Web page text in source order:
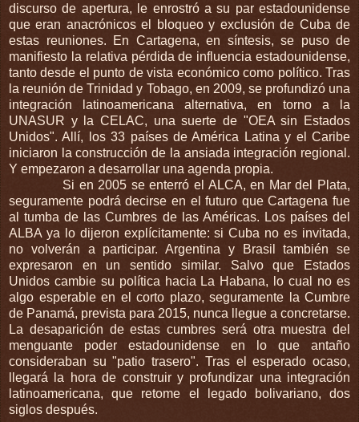
discurso de apertura, le enrostró a su par estadounidense
que eran anacrónicos el bloqueo y exclusión de Cuba de
estas reuniones. En Cartagena, en síntesis, se puso de
manifiesto la relativa pérdida de influencia estadounidense,
tanto desde el punto de vista económico como político. Tras
la reunión de Trinidad y Tobago, en 2009, se profundizó una
integración latinoamericana alternativa, en torno a la
UNASUR y la CELAC, una suerte de "OEA sin Estados
Unidos". Allí, los 33 países de América Latina y el Caribe
iniciaron la construcción de la ansiada integración regional.
Y empezaron a desarrollar una agenda propia.
Si en 2005 se enterró el ALCA, en Mar del Plata,
seguramente podrá decirse en el futuro que Cartagena fue
al tumba de las Cumbres de las Américas. Los países del
ALBA ya lo dijeron explícitamente: si Cuba no es invitada,
no volverán a participar. Argentina y Brasil también se
expresaron en un sentido similar. Salvo que Estados
Unidos cambie su política hacia La Habana, lo cual no es
algo esperable en el corto plazo, seguramente la Cumbre
de Panamá, prevista para 2015, nunca llegue a concretarse.
La desaparición de estas cumbres será otra muestra del
menguante poder estadounidense en lo que antaño
consideraban su "patio trasero". Tras el esperado ocaso,
llegará la hora de construir y profundizar una integración
latinoamericana, que retome el legado bolivariano, dos
siglos después.